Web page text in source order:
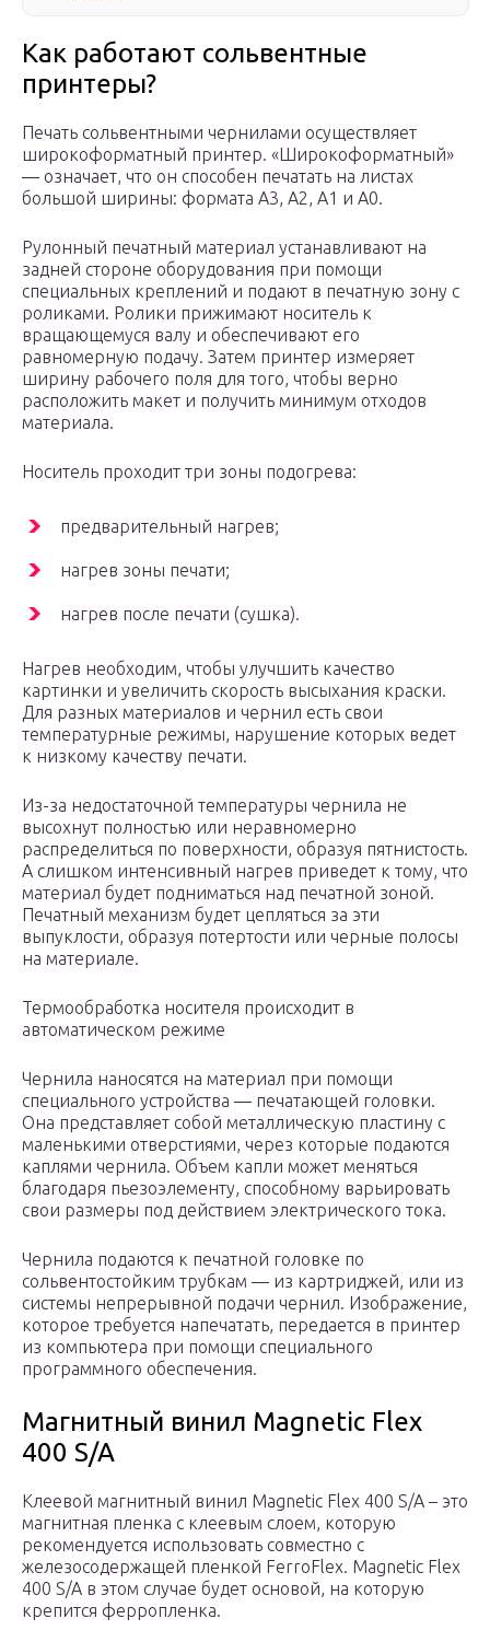
Как работают сольвентные
принтеры?
Печать сольвентными чернилами осуществляет
широкоформатный принтер. «Широкоформатный»
— означает, что он способен печатать на листах
большой ширины: формата А3, А2, А1 и А0.
Рулонный печатный материал устанавливают на
задней стороне оборудования при помощи
специальных креплений и подают в печатную зону с
роликами. Ролики прижимают носитель к
вращающемуся валу и обеспечивают его
равномерную подачу. Затем принтер измеряет
ширину рабочего поля для того, чтобы верно
расположить макет и получить минимум отходов
материала.
Носитель проходит три зоны подогрева:
предварительный нагрев;
нагрев зоны печати;
нагрев после печати (сушка).
Нагрев необходим, чтобы улучшить качество
картинки и увеличить скорость высыхания краски.
Для разных материалов и чернил есть свои
температурные режимы, нарушение которых ведет
к низкому качеству печати.
Из-за недостаточной температуры чернила не
высохнут полностью или неравномерно
распределиться по поверхности, образуя пятнистость.
А слишком интенсивный нагрев приведет к тому, что
материал будет подниматься над печатной зоной.
Печатный механизм будет цепляться за эти
выпуклости, образуя потертости или черные полосы
на материале.
Термообработка носителя происходит в
автоматическом режиме
Чернила наносятся на материал при помощи
специального устройства — печатающей головки.
Она представляет собой металлическую пластину с
маленькими отверстиями, через которые подаются
каплями чернила. Объем капли может меняться
благодаря пьезоэлементу, способному варьировать
свои размеры под действием электрического тока.
Чернила подаются к печатной головке по
сольвентостойким трубкам — из картриджей, или из
системы непрерывной подачи чернил. Изображение,
которое требуется напечатать, передается в принтер
из компьютера при помощи специального
программного обеспечения.
Магнитный винил Magnetic Flex
400 S/A
Клеевой магнитный винил Magnetic Flex 400 S/A – это
магнитная пленка с клеевым слоем, которую
рекомендуется использовать совместно с
железосодержащей пленкой FerroFlex. Magnetic Flex
400 S/A в этом случае будет основой, на которую
крепится ферропленка.